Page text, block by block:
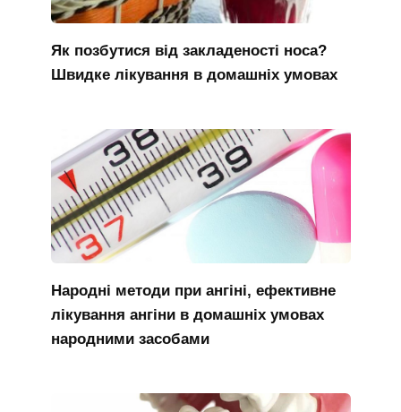
Як позбутися від закладеності носа?
Швидке лікування в домашніх умовах
Народні методи при ангіні, ефективне
лікування ангіни в домашніх умовах
народними засобами